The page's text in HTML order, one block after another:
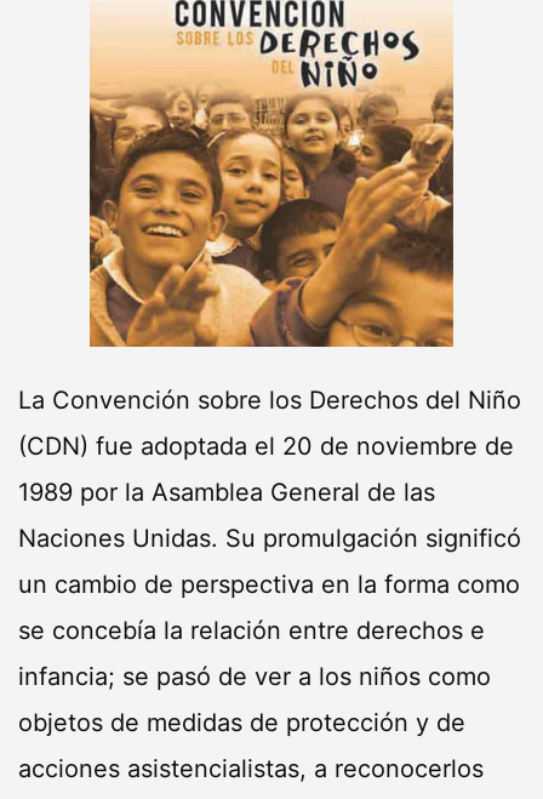
La Convención sobre los Derechos del Niño
(CDN) fue adoptada el 20 de noviembre de
1989 por la Asamblea General de las
Naciones Unidas. Su promulgación significó
un cambio de perspectiva en la forma como
se concebía la relación entre derechos e
infancia; se pasó de ver a los niños como
objetos de medidas de protección y de
acciones asistencialistas, a reconocerlos